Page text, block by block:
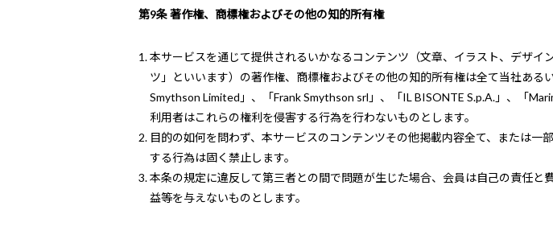
第9条 著作権、商標権およびその他の知的所有権
本サービスを通じて提供されるいかなるコンテンツ（文章、イラスト、デザ
ツ」といいます）の著作権、商標権およびその他の知的所有権は全て当社ある
Smythson Limited」、「Frank Smythson srl」、「IL BISONTE S.p.A.」、「
利用者はこれらの権利を侵害する行為を行わないものとします。
目的の如何を問わず、本サービスのコンテンツその他掲載内容全て、または一
する行為は固く禁止します。
本条の規定に違反して第三者との間で問題が生じた場合、会員は自己の責任
益等を与えないものとします。